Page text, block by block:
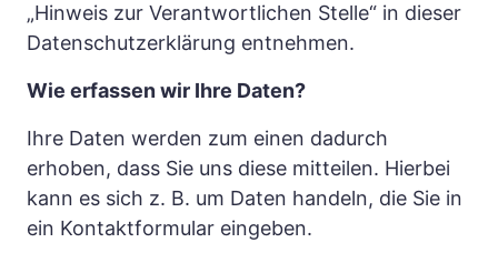
„Hinweis zur Verantwortlichen Stelle“ in dieser
Datenschutzerklärung entnehmen.
Wie erfassen wir Ihre Daten?
Ihre Daten werden zum einen dadurch
erhoben, dass Sie uns diese mitteilen. Hierbei
kann es sich z. B. um Daten handeln, die Sie in
ein Kontaktformular eingeben.